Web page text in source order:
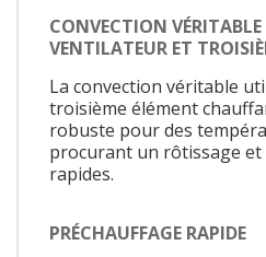
CONVECTION VÉRITABLE
VENTILATEUR ET
La convection véritable
troisième élément
robuste pour des
procurant un rôtissage et
rapides.
PRÉCHAUFFAGE RAPIDE